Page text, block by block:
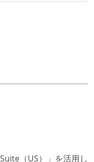
（US）」を活用し